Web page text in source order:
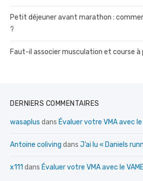
i
c
a
n
s
Petit déjeuner avant marathon :
?
Faut-il associer musculation et course à
DERNIERS COMMENTAIRES
wasaplus dans Évaluer votre VMA avec le
Antoine coliving dans J’ai lu « Daniels
x111 dans Évaluer votre VMA avec le